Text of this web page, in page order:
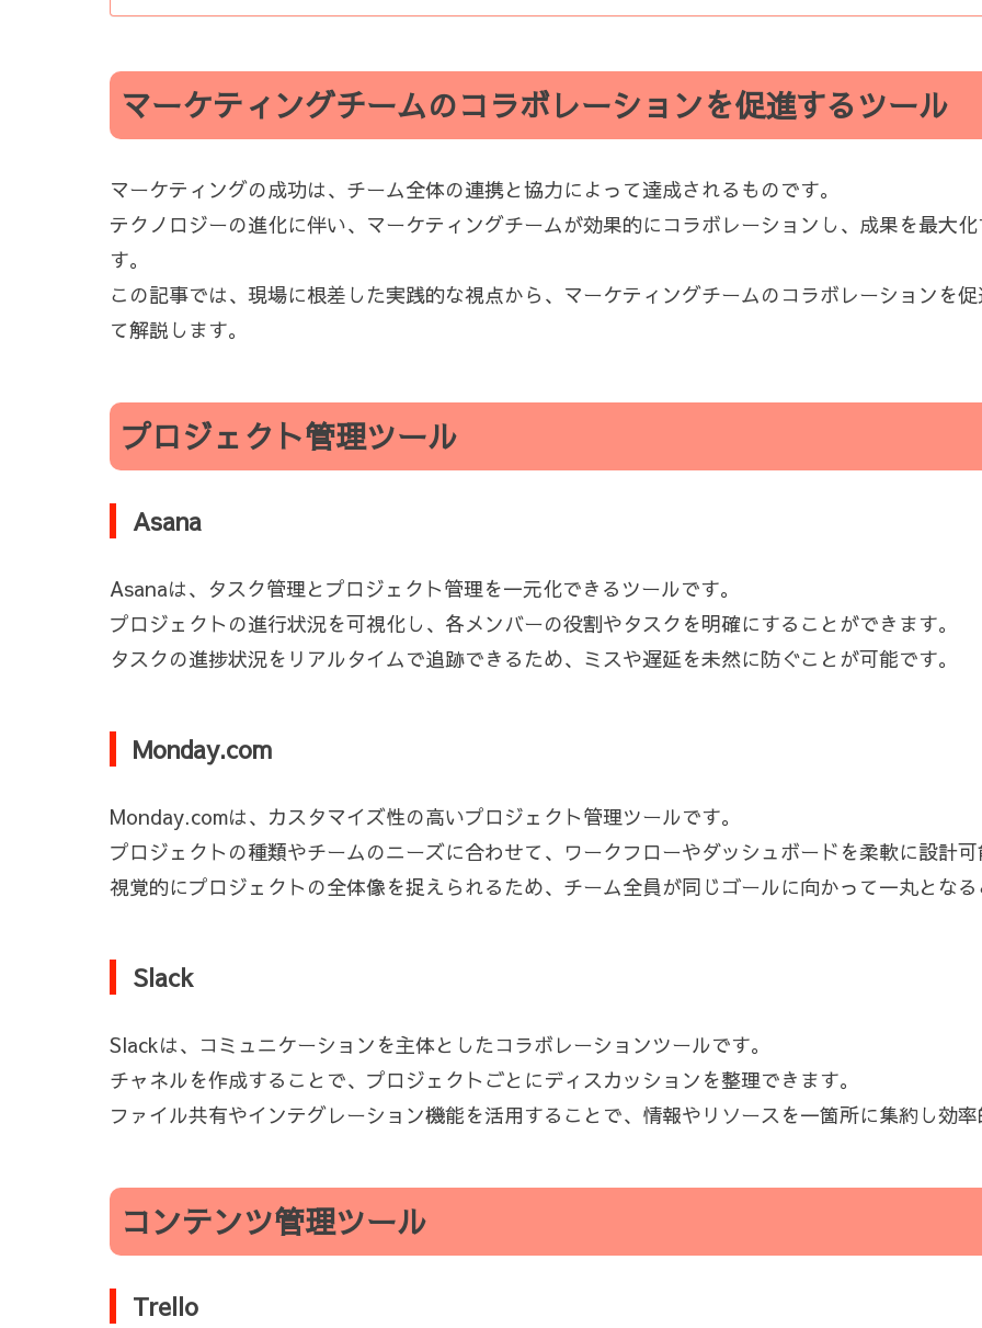
マーケティングチームのコラボレーションを促進するツール
マーケティングの成功は、チーム全体の連携と協力によって達成されるものです。
テクノロジーの進化に伴い、マーケティングチームが効果的にコラボレーションし、成果を最大
す。
この記事では、現場に根差した実践的な視点から、マーケティングチームのコラボレーションを
て解説します。
プロジェクト管理ツール
Asana
Asanaは、タスク管理とプロジェクト管理を一元化できるツールです。
プロジェクトの進行状況を可視化し、各メンバーの役割やタスクを明確にすることができます。
タスクの進捗状況をリアルタイムで追跡できるため、ミスや遅延を未然に防ぐことが可能です。
Monday.com
Monday.comは、カスタマイズ性の高いプロジェクト管理ツールです。
プロジェクトの種類やチームのニーズに合わせて、ワークフローやダッシュボードを柔軟に設計
視覚的にプロジェクトの全体像を捉えられるため、チーム全員が同じゴールに向かって一丸とな
Slack
Slackは、コミュニケーションを主体としたコラボレーションツールです。
チャネルを作成することで、プロジェクトごとにディスカッションを整理できます。
ファイル共有やインテグレーション機能を活用することで、情報やリソースを一箇所に集約し効
コンテンツ管理ツール
Trello